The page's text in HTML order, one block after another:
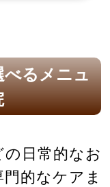
べるメニュ
日常的なお
的なケアま